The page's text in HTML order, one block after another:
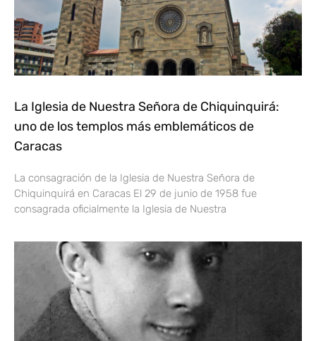
La Iglesia de Nuestra Señora de Chiquinquirá:
uno de los templos más emblemáticos de
Caracas
La consagración de la Iglesia de Nuestra Señora de
Chiquinquirá en Caracas El 29 de junio de 1958 fue
consagrada oficialmente la Iglesia de Nuestra